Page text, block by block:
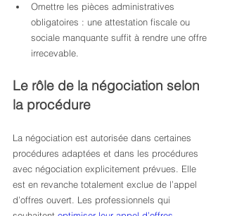
Omettre les pièces administratives
obligatoires : une attestation fiscale ou
sociale manquante suffit à rendre une offre
irrecevable.
Le rôle de la négociation selon
la procédure
La négociation est autorisée dans certaines
procédures adaptées et dans les procédures
avec négociation explicitement prévues. Elle
est en revanche totalement exclue de l’appel
d’offres ouvert. Les professionnels qui